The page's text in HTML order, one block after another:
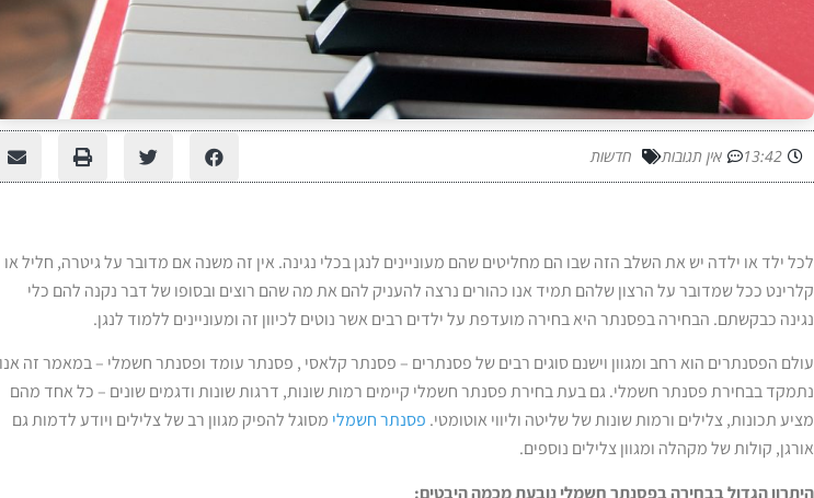
13:42 אין תגובות חדשות
לכל ילד או ילדה יש את השלב הזה שבו הם מחליטים שהם מעוניינים לנגן בכלי נגינה. אין זה משנה אם מדובר על גיטרה, חליל או
קלרינט ככל שמדובר על הרצון שלהם תמיד אנו כהורים נרצה להעניק להם את מה שהם רוצים ובסופו של דבר נקנה להם כלי
נגינה כבקשתם. הבחירה בפסנתר היא בחירה מועדפת על ילדים רבים אשר נוטים לכיוון זה ומעוניינים ללמוד לנגן.
עולם הפסנתרים הוא רחב ומגוון וישנם סוגים רבים של פסנתרים – פסנתר קלאסי , פסנתר עומד ופסנתר חשמלי – במאמר זה אנו
נתמקד בבחירת פסנתר חשמלי. גם בעת בחירת פסנתר חשמלי קיימים רמות שונות, דרגות שונות ודגמים שונים – כל אחד מהם
מציע תכונות, צלילים ורמות שונות של שליטה וליווי אוטומטי. פסנתר חשמלי מסוגל להפיק מגוון רב של צלילים ויודע לדמות גם
אורגן, קולות של מקהלה ומגוון צלילים נוספים.
היתרון הגדול בבחירה בפסנתר חשמלי נובעת מכמה היבטים: